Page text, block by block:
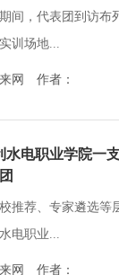
间，代表团到访布
训场地...
来网 作者：
水电职业学院一
推荐、专家遴选等
电职业...
来网 作者：